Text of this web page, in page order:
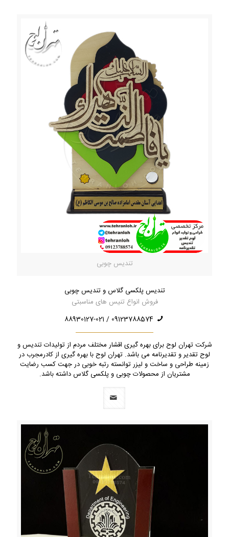
تندیس چوبی
تندیس پلکسی گلاس و تندیس چوبی
فروش انواع تنیس های مناسبتی
09123788574 / 88930127-021
شرکت تهران لوح برای بهره گیری اقشار مختلف مردم از تولیدات تندیس و
لوح تقدیر و تقدیرنامه می باشد. تهران لوح با بهره گیری از کادرمجرب در
زمینه طراحی و ساخت و لیزر توانسته رتبه خوبی در جهت کسب رضایت
مشتریان از محصولات چوبی و پلکسی گلاس داشته باشد.